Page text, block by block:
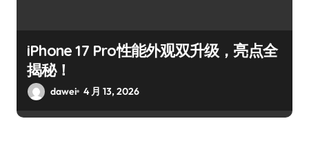
iPhone 17 Pro性能外观双升级，亮点全
揭秘！
dawei 4 月 13, 2026